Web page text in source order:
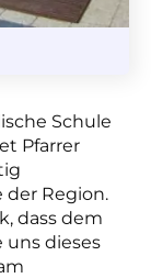
Schule
Pfarrer
der Region.
dass dem
uns dieses